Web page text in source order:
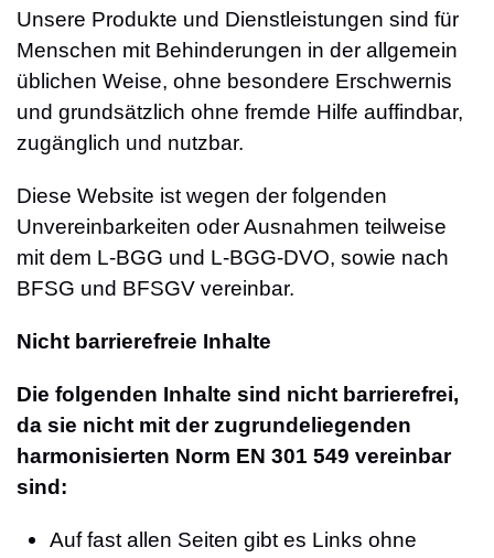
Unsere Produkte und Dienstleistungen sind für
Menschen mit Behinderungen in der allgemein
üblichen Weise, ohne besondere Erschwernis
und grundsätzlich ohne fremde Hilfe auffindbar,
zugänglich und nutzbar.
Diese Website ist wegen der folgenden
Unvereinbarkeiten oder Ausnahmen teilweise
mit dem L-BGG und L-BGG-DVO, sowie nach
BFSG und BFSGV vereinbar.
Nicht barrierefreie Inhalte
Die folgenden Inhalte sind nicht barrierefrei,
da sie nicht mit der zugrundeliegenden
harmonisierten Norm EN 301 549 vereinbar
sind:
Auf fast allen Seiten gibt es Links ohne